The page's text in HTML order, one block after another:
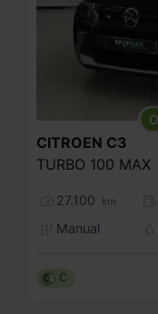
CITROEN C3
TURBO 100 MAX
27.100 km
Manual
C